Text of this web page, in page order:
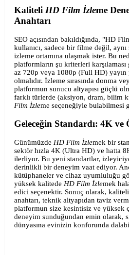
Kaliteli HD Film İzleme
Anahtarı
SEO açısından bakıldığında, "HD
kullanıcı, sadece bir filme değil, aynı
izleme ortamına ulaşmak ister. Bu
platformların şu kriterleri
az 720p veya 1080p (Full HD) yayın
olmalıdır. İzleme sırasında donma
platformun sunucu altyapısı güçlü
farklı türlerde (aksiyon, dram, bilim
Film İzleme seçeneğiyle bulabilmesi
Geleceğin Standardı: 4K ve
Günümüzde HD Film İzlemek bir
sektör hızla 4K (Ultra HD) ve hatta
ilerliyor. Bu yeni standartlar,
derinlikli bir deneyim vaat ediyor.
kütüphaneler ve cihaz uyumluluğu
yüksek kalitede HD Film İzlemek
edici seçenektir. Sonuç olarak,
anahtarı, teknik altyapıdan taviz
platformun size kesintisiz ve yüksek
deneyim sunduğundan emin olarak,
dünyasına evinizin konforunda